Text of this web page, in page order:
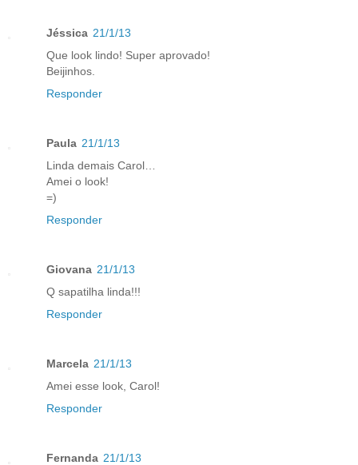
Jéssica 21/1/13
Que look lindo! Super aprovado!
Beijinhos.
Responder
Paula 21/1/13
Linda demais Carol…
Amei o look!
=)
Responder
Giovana 21/1/13
Q sapatilha linda!!!
Responder
Marcela 21/1/13
Amei esse look, Carol!
Responder
Fernanda 21/1/13